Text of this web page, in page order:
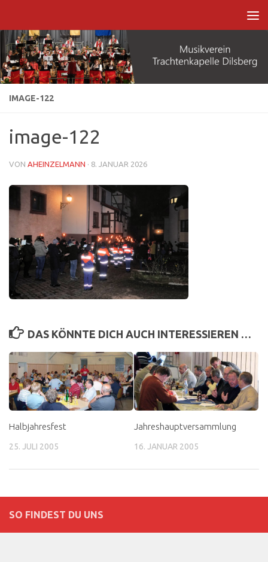
IMAGE-122
image-122
VON AHEINZELMANN · 8. JANUAR 2026
DAS KÖNNTE DICH AUCH INTERESSIEREN …
Halbjahresfest
25. JULI 2005
Jahreshauptversammlung
16. JANUAR 2005
SO FINDEST DU UNS